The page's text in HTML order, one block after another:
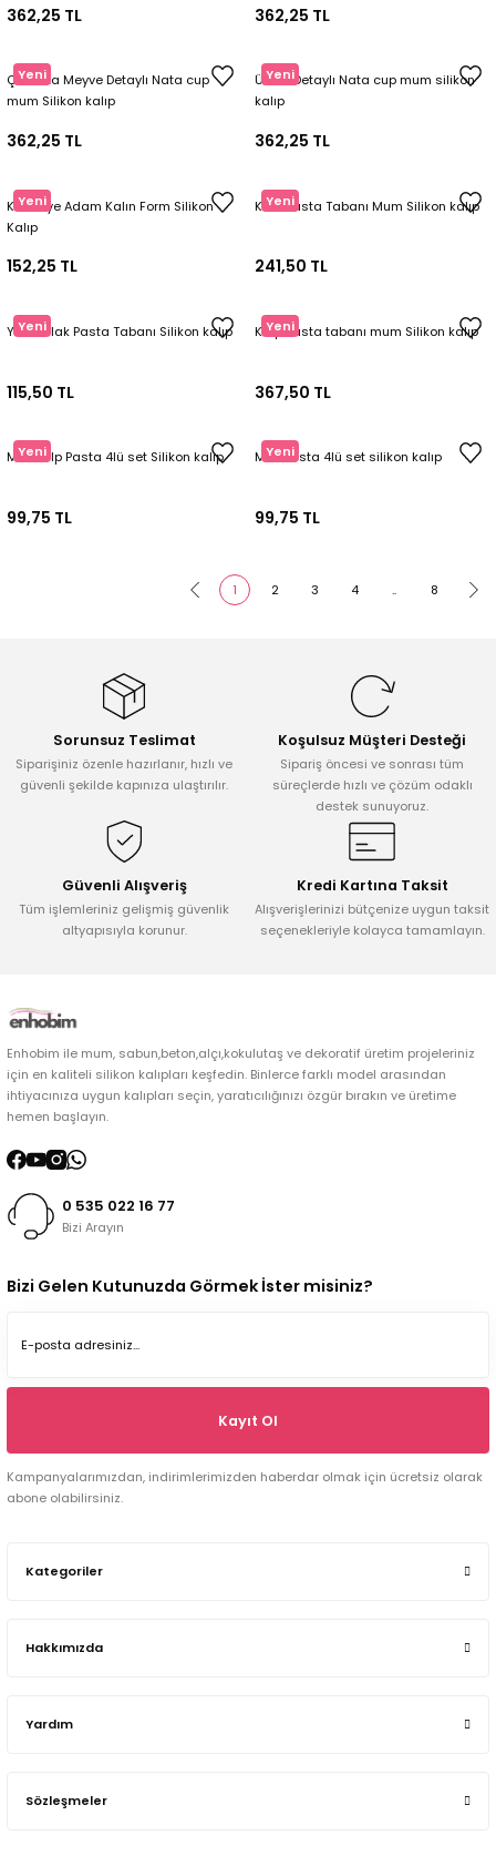
362,25 TL 362,25 TL
Yeni
Çikolata Meyve Detaylı Nata cup
mum Silikon kalıp
362,25 TL
Yeni
Üzüm Detaylı Nata cup mum silikon
kalıp
362,25 TL
Yeni
Kurabiye Adam Kalın Form Silikon
Kalıp
152,25 TL
Yeni
Katlı Pasta Tabanı Mum Silikon kalıp
241,50 TL
Yeni
Yuvaralak Pasta Tabanı Silikon kalıp
115,50 TL
Yeni
Kalp Pasta tabanı mum Silikon kalıp
367,50 TL
Yeni
Mini kalp Pasta 4lü set Silikon kalıp
99,75 TL
Yeni
Mini Pasta 4lü set silikon kalıp
99,75 TL
1 2 3 4 .. 8
Sorunsuz Teslimat
Siparişiniz özenle hazırlanır, hızlı ve
güvenli şekilde kapınıza ulaştırılır.
Koşulsuz Müşteri Desteği
Sipariş öncesi ve sonrası tüm
süreçlerde hızlı ve çözüm odaklı
destek sunuyoruz.
Güvenli Alışveriş
Tüm işlemleriniz gelişmiş güvenlik
altyapısıyla korunur.
Kredi Kartına Taksit
Alışverişlerinizi bütçenize uygun taksit
seçenekleriyle kolayca tamamlayın.
Enhobim ile mum, sabun,beton,alçı,kokulutaş ve dekoratif üretim projeleriniz
için en kaliteli silikon kalıpları keşfedin. Binlerce farklı model arasından
ihtiyacınıza uygun kalıpları seçin, yaratıcılığınızı özgür bırakın ve üretime
hemen başlayın.
0 535 022 16 77
Bizi Arayın
Kategoriler
Hakkımızda
Yardım
Sözleşmeler
Bizi Gelen Kutunuzda Görmek İster misiniz?
Kayıt Ol
Kampanyalarımızdan, indirimlerimizden haberdar olmak için ücretsiz olarak
abone olabilirsiniz.